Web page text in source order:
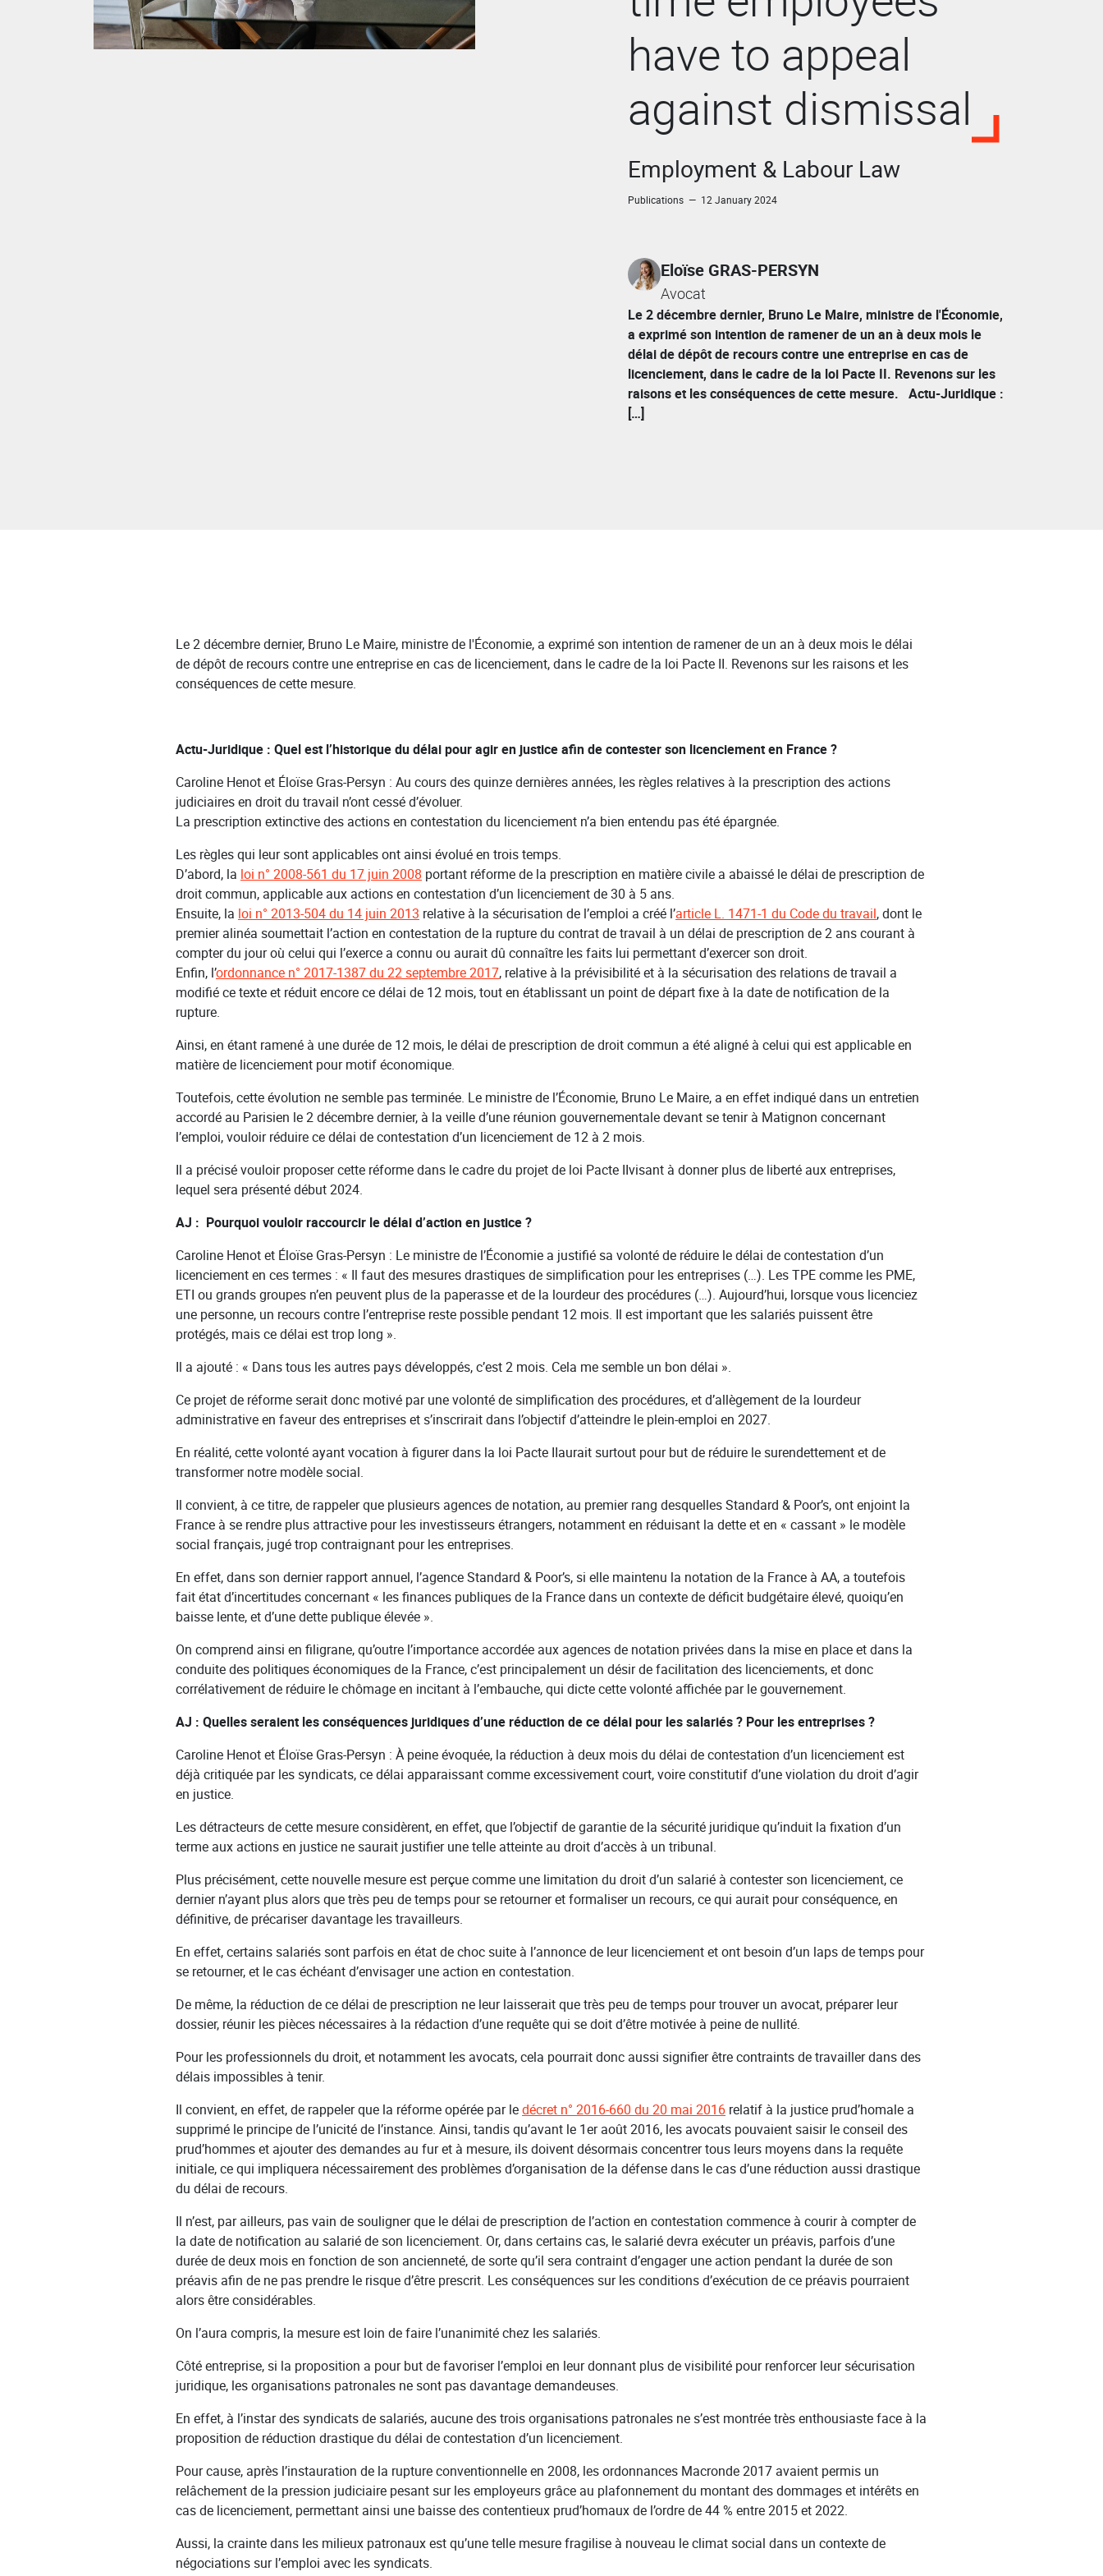
have to appeal
against dismissal
Employment & Labour Law
Publications — 12 January 2024
Eloïse GRAS-PERSYN
Avocat
Le 2 décembre dernier, Bruno Le Maire, ministre de l'Économie,
a exprimé son intention de ramener de un an à deux mois le
délai de dépôt de recours contre une entreprise en cas de
licenciement, dans le cadre de la loi Pacte II. Revenons sur les
raisons et les conséquences de cette mesure. Actu-Juridique :
[…]
Le 2 décembre dernier, Bruno Le Maire, ministre de l'Économie, a exprimé son intention de ramener de un an à deux mois le délai
de dépôt de recours contre une entreprise en cas de licenciement, dans le cadre de la loi Pacte II. Revenons sur les raisons et les
conséquences de cette mesure.
Actu-Juridique : Quel est l’historique du délai pour agir en justice afin de contester son licenciement en France ?
Caroline Henot et Éloïse Gras-Persyn : Au cours des quinze dernières années, les règles relatives à la prescription des actions
judiciaires en droit du travail n’ont cessé d’évoluer.
La prescription extinctive des actions en contestation du licenciement n’a bien entendu pas été épargnée.
Les règles qui leur sont applicables ont ainsi évolué en trois temps.
D’abord, la loi n° 2008-561 du 17 juin 2008 portant réforme de la prescription en matière civile a abaissé le délai de prescription de
droit commun, applicable aux actions en contestation d’un licenciement de 30 à 5 ans.
Ensuite, la loi n° 2013-504 du 14 juin 2013 relative à la sécurisation de l’emploi a créé l’article L. 1471-1 du Code du travail, dont le
premier alinéa soumettait l’action en contestation de la rupture du contrat de travail à un délai de prescription de 2 ans courant à
compter du jour où celui qui l’exerce a connu ou aurait dû connaître les faits lui permettant d’exercer son droit.
Enfin, l’ordonnance n° 2017-1387 du 22 septembre 2017, relative à la prévisibilité et à la sécurisation des relations de travail a
modifié ce texte et réduit encore ce délai de 12 mois, tout en établissant un point de départ fixe à la date de notification de la
rupture.
Ainsi, en étant ramené à une durée de 12 mois, le délai de prescription de droit commun a été aligné à celui qui est applicable en
matière de licenciement pour motif économique.
Toutefois, cette évolution ne semble pas terminée. Le ministre de l’Économie, Bruno Le Maire, a en effet indiqué dans un entretien
accordé au Parisien le 2 décembre dernier, à la veille d’une réunion gouvernementale devant se tenir à Matignon concernant
l’emploi, vouloir réduire ce délai de contestation d’un licenciement de 12 à 2 mois.
Il a précisé vouloir proposer cette réforme dans le cadre du projet de loi Pacte IIvisant à donner plus de liberté aux entreprises,
lequel sera présenté début 2024.
AJ : Pourquoi vouloir raccourcir le délai d’action en justice ?
Caroline Henot et Éloïse Gras-Persyn : Le ministre de l’Économie a justifié sa volonté de réduire le délai de contestation d’un
licenciement en ces termes : « Il faut des mesures drastiques de simplification pour les entreprises (…). Les TPE comme les PME,
ETI ou grands groupes n’en peuvent plus de la paperasse et de la lourdeur des procédures (…). Aujourd’hui, lorsque vous licenciez
une personne, un recours contre l’entreprise reste possible pendant 12 mois. Il est important que les salariés puissent être
protégés, mais ce délai est trop long ».
Il a ajouté : « Dans tous les autres pays développés, c’est 2 mois. Cela me semble un bon délai ».
Ce projet de réforme serait donc motivé par une volonté de simplification des procédures, et d’allègement de la lourdeur
administrative en faveur des entreprises et s’inscrirait dans l’objectif d’atteindre le plein-emploi en 2027.
En réalité, cette volonté ayant vocation à figurer dans la loi Pacte IIaurait surtout pour but de réduire le surendettement et de
transformer notre modèle social.
Il convient, à ce titre, de rappeler que plusieurs agences de notation, au premier rang desquelles Standard & Poor’s, ont enjoint la
France à se rendre plus attractive pour les investisseurs étrangers, notamment en réduisant la dette et en « cassant » le modèle
social français, jugé trop contraignant pour les entreprises.
En effet, dans son dernier rapport annuel, l’agence Standard & Poor’s, si elle maintenu la notation de la France à AA, a toutefois
fait état d’incertitudes concernant « les finances publiques de la France dans un contexte de déficit budgétaire élevé, quoiqu’en
baisse lente, et d’une dette publique élevée ».
On comprend ainsi en filigrane, qu’outre l’importance accordée aux agences de notation privées dans la mise en place et dans la
conduite des politiques économiques de la France, c’est principalement un désir de facilitation des licenciements, et donc
corrélativement de réduire le chômage en incitant à l’embauche, qui dicte cette volonté affichée par le gouvernement.
AJ : Quelles seraient les conséquences juridiques d’une réduction de ce délai pour les salariés ? Pour les entreprises ?
Caroline Henot et Éloïse Gras-Persyn : À peine évoquée, la réduction à deux mois du délai de contestation d’un licenciement est
déjà critiquée par les syndicats, ce délai apparaissant comme excessivement court, voire constitutif d’une violation du droit d’agir
en justice.
Les détracteurs de cette mesure considèrent, en effet, que l’objectif de garantie de la sécurité juridique qu’induit la fixation d’un
terme aux actions en justice ne saurait justifier une telle atteinte au droit d’accès à un tribunal.
Plus précisément, cette nouvelle mesure est perçue comme une limitation du droit d’un salarié à contester son licenciement, ce
dernier n’ayant plus alors que très peu de temps pour se retourner et formaliser un recours, ce qui aurait pour conséquence, en
définitive, de précariser davantage les travailleurs.
En effet, certains salariés sont parfois en état de choc suite à l’annonce de leur licenciement et ont besoin d’un laps de temps pour
se retourner, et le cas échéant d’envisager une action en contestation.
De même, la réduction de ce délai de prescription ne leur laisserait que très peu de temps pour trouver un avocat, préparer leur
dossier, réunir les pièces nécessaires à la rédaction d’une requête qui se doit d’être motivée à peine de nullité.
Pour les professionnels du droit, et notamment les avocats, cela pourrait donc aussi signifier être contraints de travailler dans des
délais impossibles à tenir.
Il convient, en effet, de rappeler que la réforme opérée par ledécret n° 2016-660 du 20 mai 2016 relatif à la justice prud’homale a
supprimé le principe de l’unicité de l’instance. Ainsi, tandis qu’avant le 1er août 2016, les avocats pouvaient saisir le conseil des
prud’hommes et ajouter des demandes au fur et à mesure, ils doivent désormais concentrer tous leurs moyens dans la requête
initiale, ce qui impliquera nécessairement des problèmes d’organisation de la défense dans le cas d’une réduction aussi drastique
du délai de recours.
Il n’est, par ailleurs, pas vain de souligner que le délai de prescription de l’action en contestation commence à courir à compter de
la date de notification au salarié de son licenciement. Or, dans certains cas, le salarié devra exécuter un préavis, parfois d’une
durée de deux mois en fonction de son ancienneté, de sorte qu’il sera contraint d’engager une action pendant la durée de son
préavis afin de ne pas prendre le risque d’être prescrit. Les conséquences sur les conditions d’exécution de ce préavis pourraient
alors être considérables.
On l’aura compris, la mesure est loin de faire l’unanimité chez les salariés.
Côté entreprise, si la proposition a pour but de favoriser l’emploi en leur donnant plus de visibilité pour renforcer leur sécurisation
juridique, les organisations patronales ne sont pas davantage demandeuses.
En effet, à l’instar des syndicats de salariés, aucune des trois organisations patronales ne s’est montrée très enthousiaste face à la
proposition de réduction drastique du délai de contestation d’un licenciement.
Pour cause, après l’instauration de la rupture conventionnelle en 2008, les ordonnances Macronde 2017 avaient permis un
relâchement de la pression judiciaire pesant sur les employeurs grâce au plafonnement du montant des dommages et intérêts en
cas de licenciement, permettant ainsi une baisse des contentieux prud’homaux de l’ordre de 44 % entre 2015 et 2022.
Aussi, la crainte dans les milieux patronaux est qu’une telle mesure fragilise à nouveau le climat social dans un contexte de
négociations sur l’emploi avec les syndicats.